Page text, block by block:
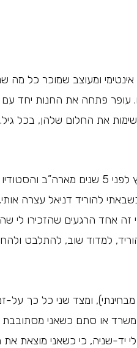
ומעוצב שמוכר כל מה
עופר פתחה את החנות יחד
את החלום שלהן, בכל
שלה,
להוריד דניאל עצרה
אחד הרגעים שהזכירו לי
למדוד שוב, להתלבט
ומצד שני כל כך על-
או סתם כשאני
יד-שניה, כי כשאני מוצאת